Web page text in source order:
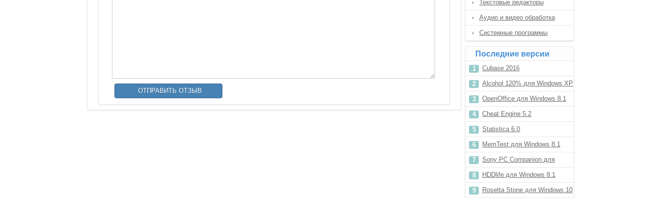
Текстовые редакторы
Аудио и видео обработка
Системные программы
Последние версии
Cubase 2016
Alcohol 120% для Windows XP
OpenOffice для Windows 8.1
Cheat Engine 5.2
Statistica 6.0
MemTest для Windows 8.1
Sony PC Companion для
Windows 8.1
HDDlife для Windows 8.1
Rosetta Stone для Windows 10